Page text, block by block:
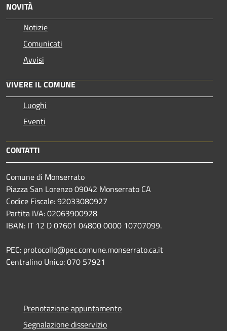
NOVITÀ
Notizie
Comunicati
Avvisi
VIVERE IL COMUNE
Luoghi
Eventi
CONTATTI
Comune di Monserrato
Piazza San Lorenzo 09042 Monserrato CA
Codice Fiscale: 92033080927
Partita IVA: 02063900928
IBAN: IT 12 D 07601 04800 0000 10707099.
PEC: protocollo@pec.comune.monserrato.ca.it
Centralino Unico: 070 57921
Prenotazione appuntamento
Segnalazione disservizio